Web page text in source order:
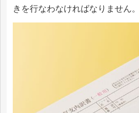
きを行なわなければなりません。